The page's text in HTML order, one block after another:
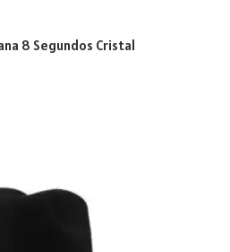
8 Segundos Cristal